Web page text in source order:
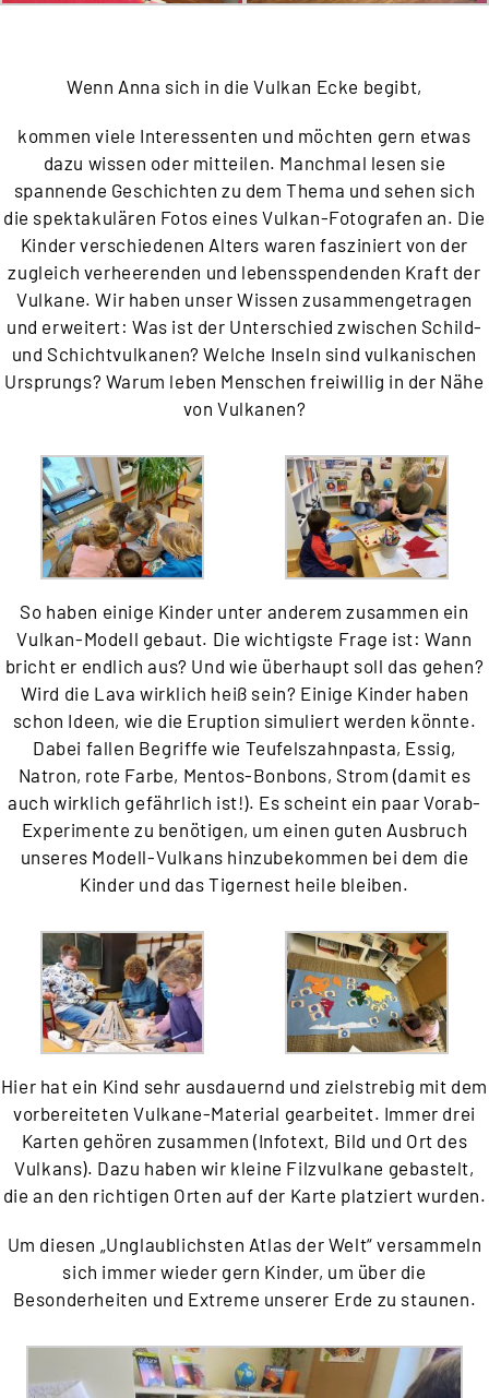
Wenn Anna sich in die Vulkan Ecke begibt,
kommen viele Interessenten und möchten gern etwas
dazu wissen oder mitteilen. Manchmal lesen sie
spannende Geschichten zu dem Thema und sehen sich
die spektakulären Fotos eines Vulkan-Fotografen an. Die
Kinder verschiedenen Alters waren fasziniert von der
zugleich verheerenden und lebensspendenden Kraft der
Vulkane. Wir haben unser Wissen zusammengetragen
und erweitert: Was ist der Unterschied zwischen Schild-
und Schichtvulkanen? Welche Inseln sind vulkanischen
Ursprungs? Warum leben Menschen freiwillig in der Nähe
von Vulkanen?
So haben einige Kinder unter anderem zusammen ein
Vulkan-Modell gebaut. Die wichtigste Frage ist: Wann
bricht er endlich aus? Und wie überhaupt soll das gehen?
Wird die Lava wirklich heiß sein? Einige Kinder haben
schon Ideen, wie die Eruption simuliert werden könnte.
Dabei fallen Begriffe wie Teufelszahnpasta, Essig,
Natron, rote Farbe, Mentos-Bonbons, Strom (damit es
auch wirklich gefährlich ist!). Es scheint ein paar Vorab-
Experimente zu benötigen, um einen guten Ausbruch
unseres Modell-Vulkans hinzubekommen bei dem die
Kinder und das Tigernest heile bleiben.
Hier hat ein Kind sehr ausdauernd und zielstrebig mit dem
vorbereiteten Vulkane-Material gearbeitet. Immer drei
Karten gehören zusammen (Infotext, Bild und Ort des
Vulkans). Dazu haben wir kleine Filzvulkane gebastelt,
die an den richtigen Orten auf der Karte platziert wurden.
Um diesen „Unglaublichsten Atlas der Welt“ versammeln
sich immer wieder gern Kinder, um über die
Besonderheiten und Extreme unserer Erde zu staunen.